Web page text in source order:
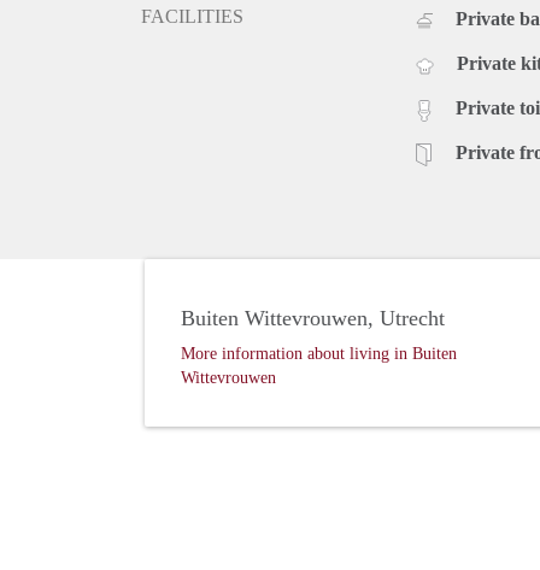
FACILITIES Private
Private
Private
Private
Buiten Wittevrouwen, Utrecht
More information about living in Buiten
Wittevrouwen